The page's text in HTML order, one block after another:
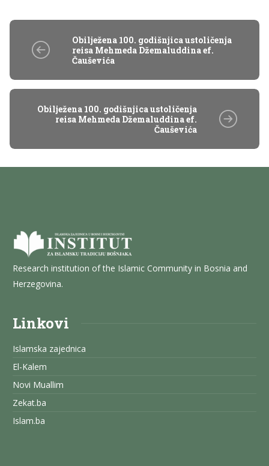
Obilježena 100. godišnjica ustoličenja
reisa Mehmeda Džemaluddina ef.
Čauševića
Obilježena 100. godišnjica ustoličenja
reisa Mehmeda Džemaluddina ef.
Čauševića
Research institution of the Islamic Community in Bosnia and
Herzegovina.
Linkovi
Islamska zajednica
El-Kalem
Novi Muallim
Zekat.ba
Islam.ba